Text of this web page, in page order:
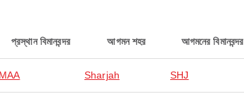
প্রস্থান বিমানবন্দর আগমন শহর আগমনের বিমানবন্দর
MAA Sharjah SHJ